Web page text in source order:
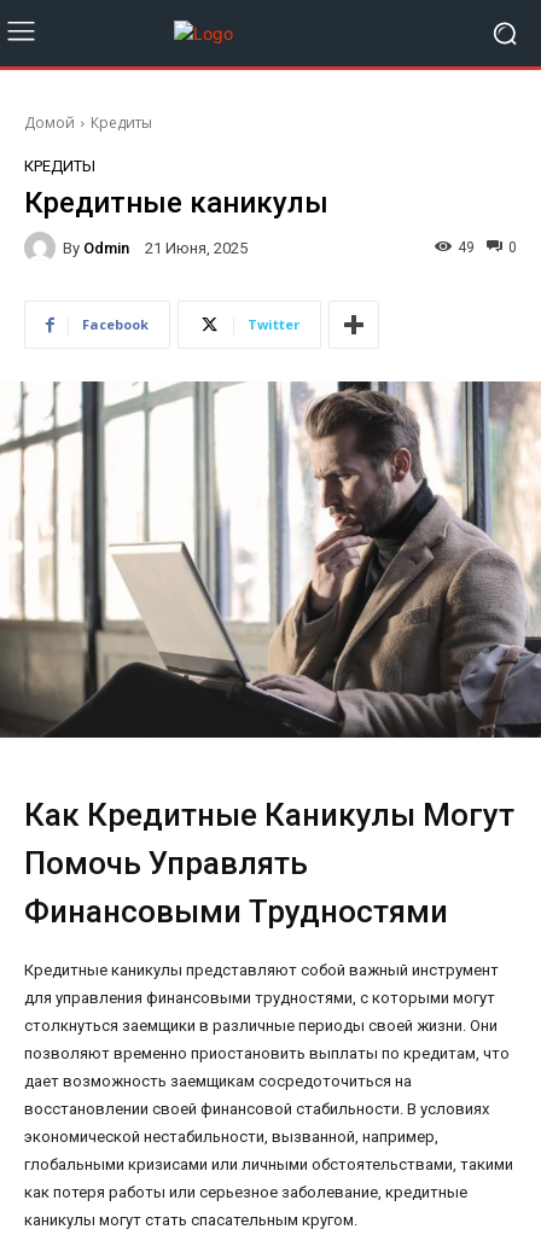
Домой Кредиты
КРЕДИТЫ
Кредитные каникулы
By Odmin 21 Июня, 2025 0
49
Facebook Twitter
Как Кредитные Каникулы Могут
Помочь Управлять
Финансовыми Трудностями
Кредитные каникулы представляют собой важный инструмент
для управления финансовыми трудностями, с которыми могут
столкнуться заемщики в различные периоды своей жизни. Они
позволяют временно приостановить выплаты по кредитам, что
дает возможность заемщикам сосредоточиться на
восстановлении своей финансовой стабильности. В условиях
экономической нестабильности, вызванной, например,
глобальными кризисами или личными обстоятельствами, такими
как потеря работы или серьезное заболевание, кредитные
каникулы могут стать спасательным кругом.